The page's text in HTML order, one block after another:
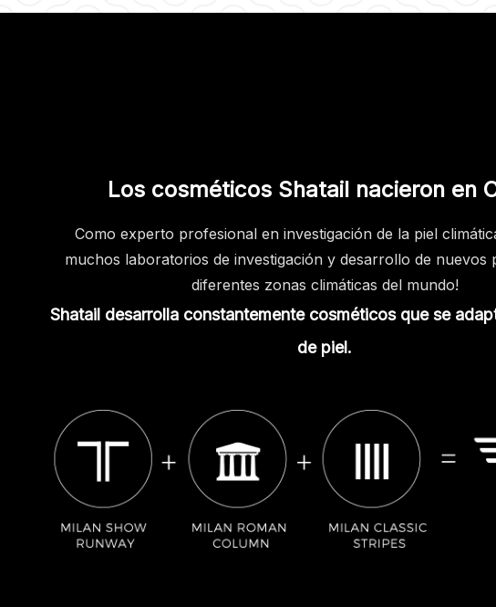
Los cosméticos Shatail nacieron en
Como experto profesional en investigación de la piel
muchos laboratorios de investigación y desarrollo de nuevos
diferentes zonas climáticas del mundo!
Shatail desarrolla constantemente cosméticos que se
de piel.